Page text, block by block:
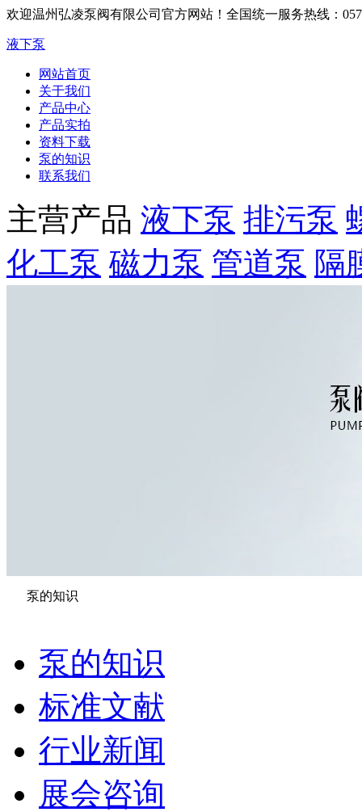
欢迎温州弘凌泵阀有限公司官方网站！ 全国统一服务热线：
液下泵
网站首页
关于我们
产品中心
产品实拍
资料下载
泵的知识
联系我们
主营产品 液下泵 排污泵
化工泵 磁力泵 管道泵 隔
泵的知识
泵的知识
标准文献
行业新闻
展会咨询